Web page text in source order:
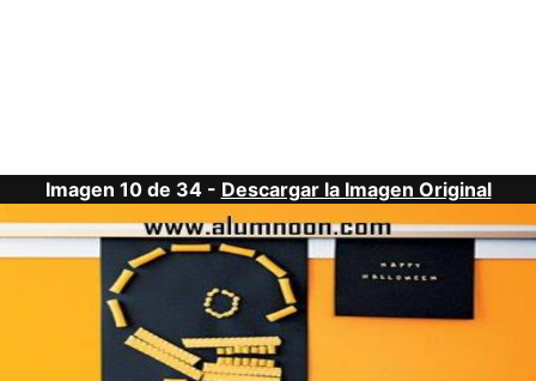
Imagen 10 de 34 - Descargar la Imagen Original